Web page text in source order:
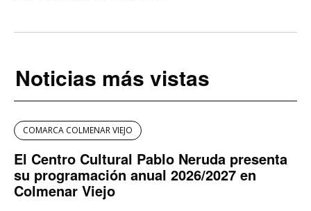
Noticias más vistas
COMARCA COLMENAR VIEJO
El Centro Cultural Pablo Neruda presenta
su programación anual 2026/2027 en
Colmenar Viejo